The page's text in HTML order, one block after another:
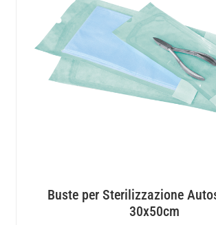
Buste per Sterilizzazione
30x50cm